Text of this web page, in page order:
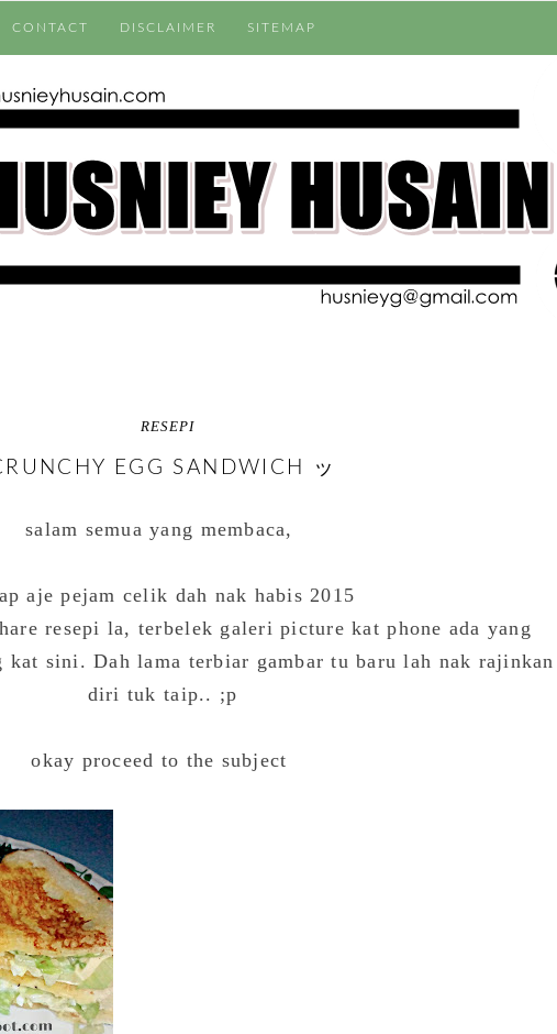
CONTACT DISCLAIMER SITEMAP
RESEPI
EGG SANDWICH ッ
salam semua yang membaca,
aje pejam celik dah nak habis 2015
resepi la, terbelek galeri picture kat phone ada yang
kat sini. Dah lama terbiar gambar tu baru lah nak rajinkan
diri tuk taip.. ;p
okay proceed to the subject